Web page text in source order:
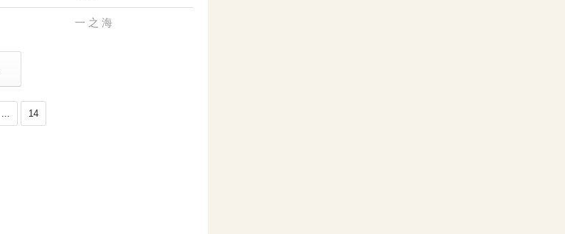
一 之 海
... 14